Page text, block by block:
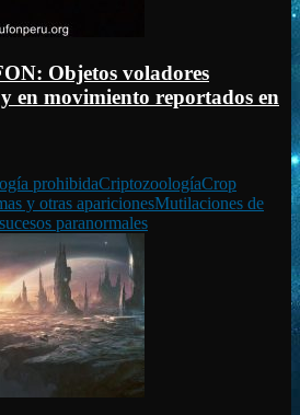
Objetos voladores
en movimiento reportados en
prohibidaCriptozoologíaCrop
y otras aparicionesMutilaciones de
paranormales